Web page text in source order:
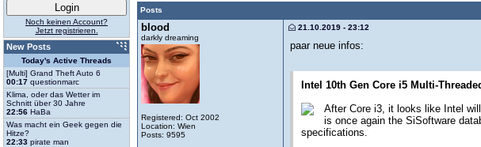
Posts
blood
darkly dreaming
Registered: Oct 2002
Location: Wien
Posts: 9595
21.10.2019 - 23:12
paar neue infos:
Intel 10th Gen Core i5 Multi-
After Core i3, it looks like Intel
is once again the SiSoftware
specifications.
Noch keinen Account?
Jetzt registrieren.
New Posts
Today's Active Threads
[Multi] Grand Theft Auto 6
00:17 questionmarc
Klima, oder das Wetter im
Schnitt über 30 Jahre
22:56 HaBa
Was macht ein Geek gegen die
Hitze?
22:33 pirate man